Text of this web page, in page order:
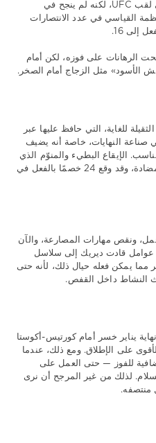
Legacy FC، وخاض مرتين نزالًا على لقب UFC، لكنه لم ينجح في
القياسي في عدد الانتصارات
إلى 16.
الرهانات على فوزه، لكن أمام
الأسود» مثل الزجاج أمام الصخر.
للغاية، التي حافظ عليها عبر
صناعة النهايات، خاصة أنه يضيف
الإيقاع البطيء والمنوّم الذي
يحافظ عليه يتحول فجأة إلى هجمات مضادة، وقد وقع 24 خصمًا بالفعل في
ونقص مهارات المصارعة، والآن
عوامل قادت ديريك إلى سلاسل
مما يمكن فعله حيال ذلك، لأنه حتى
النشاط داخل القفص.
41 عامًا، وفي نهاية يناير خسر أمام كورتيس-أكوستا
على الإطلاق. ومع ذلك، عندما
للفوز — حتى العمل على
لذلك من غير المرجح أن نرى
منتصفه.